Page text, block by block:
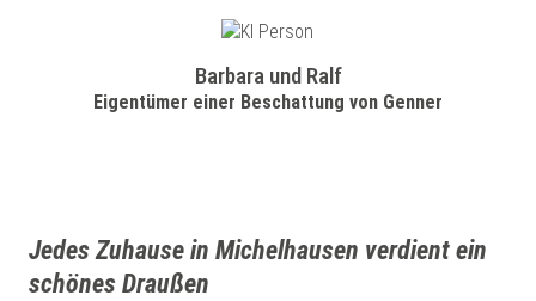
Barbara und Ralf
Eigentümer einer Beschattung von Genner
Jedes Zuhause in Michelhausen verdient ein
schönes Draußen